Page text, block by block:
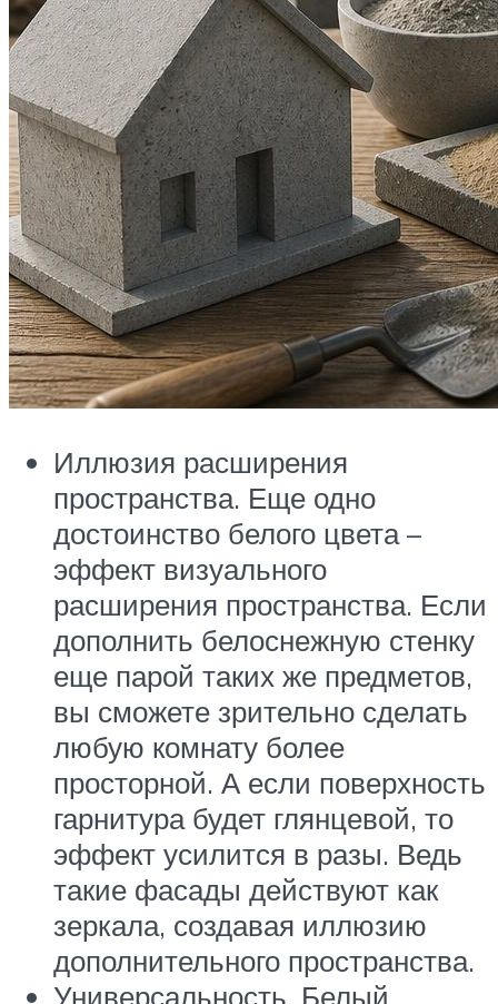
Иллюзия расширения
пространства. Еще одно
достоинство белого цвета –
эффект визуального
расширения пространства. Если
дополнить белоснежную стенку
еще парой таких же предметов,
вы сможете зрительно сделать
любую комнату более
просторной. А если поверхность
гарнитура будет глянцевой, то
эффект усилится в разы. Ведь
такие фасады действуют как
зеркала, создавая иллюзию
дополнительного пространства.
Универсальность. Белый